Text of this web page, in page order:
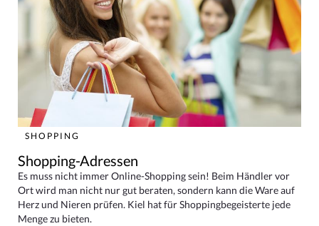
SHOPPING
Shopping-Adressen
Es muss nicht immer Online-Shopping sein! Beim Händler vor
Ort wird man nicht nur gut beraten, sondern kann die Ware auf
Herz und Nieren prüfen. Kiel hat für Shoppingbegeisterte jede
Menge zu bieten.